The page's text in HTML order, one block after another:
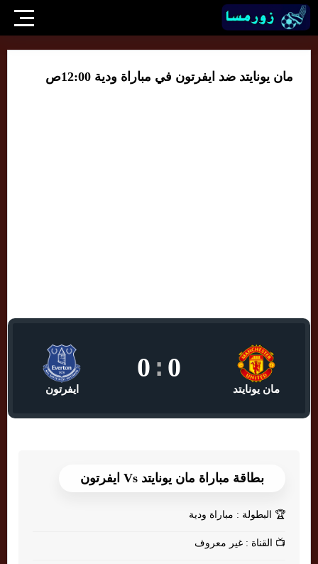
مان يونايتد ضد ايفرتون في مباراة ودية 12:00ص
مان يونايتد
0
:
0
ايفرتون
بطاقة مباراة مان يونايتد Vs ايفرتون
🏆 البطولة : مباراة ودية
📺 القناة : غير معروف